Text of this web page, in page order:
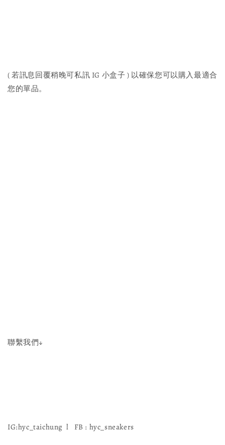
( 若訊息回覆稍晚可私訊 IG 小盒子 ) 以確保您可以購入最適合
您的單品。
聯繫我們↓
IG:hyc_taichung l FB : hyc_sneakers